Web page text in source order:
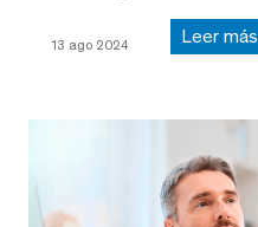
13 ago 2024 Leer más